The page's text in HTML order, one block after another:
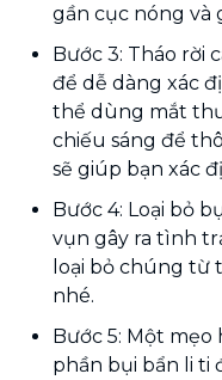
gần cục nóng và
Bước 3: Tháo rời
để dễ dàng xác
thể dùng mắt
chiếu sáng để
sẽ giúp bạn xác
Bước 4: Loại bỏ
vụn gây ra tình
loại bỏ chúng từ
nhé.
Bước 5: Một mẹo
phần bụi bẩn li ti